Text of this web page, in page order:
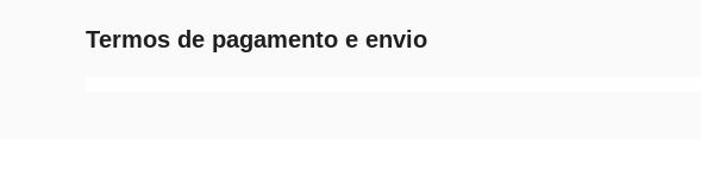
Termos de pagamento e envio